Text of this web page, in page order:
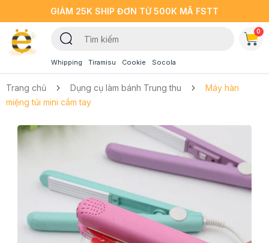
GIẢM 25K SHIP ĐƠN TỪ 500K MÃ FSTT
Whipping Tiramisu Cookie Socola
0
Trang chủ Dụng cụ làm bánh Trung thu
Máy hàn
miệng túi mini cầm tay